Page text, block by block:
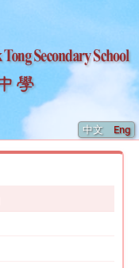
中文 Eng